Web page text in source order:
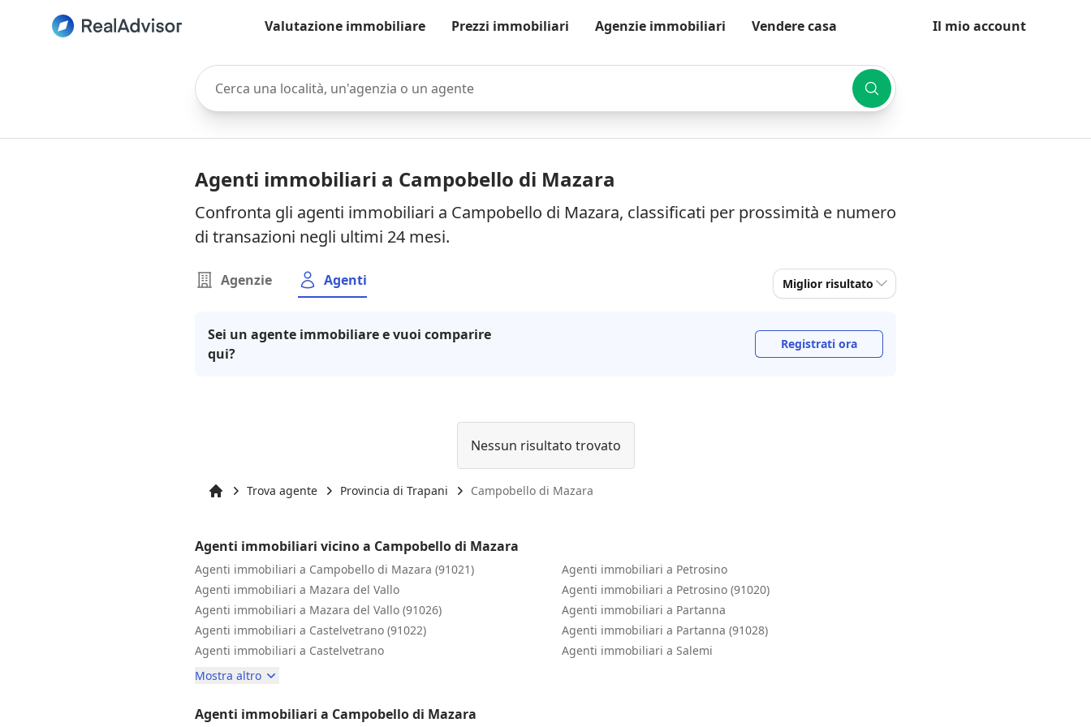
Valutazione immobiliare Prezzi immobiliari Agenzie immobiliari Vendere casa Il mio account
Cerca una località, un'agenzia o un agente
Agenti immobiliari a Campobello di Mazara
Confronta gli agenti immobiliari a Campobello di Mazara, classificati per prossimità e numero
di transazioni negli ultimi 24 mesi.
Agenzie Agenti Miglior risultato
Sei un agente immobiliare e vuoi comparire
qui?
Registrati ora
Nessun risultato trovato
Trova agente Provincia di Trapani Campobello di Mazara
Agenti immobiliari vicino a Campobello di Mazara
Agenti immobiliari a Campobello di Mazara (91021)
Agenti immobiliari a Mazara del Vallo
Agenti immobiliari a Mazara del Vallo (91026)
Agenti immobiliari a Castelvetrano (91022)
Agenti immobiliari a Castelvetrano
Agenti immobiliari a Petrosino
Agenti immobiliari a Petrosino (91020)
Agenti immobiliari a Partanna
Agenti immobiliari a Partanna (91028)
Agenti immobiliari a Salemi
Mostra altro
Agenti immobiliari a Campobello di Mazara